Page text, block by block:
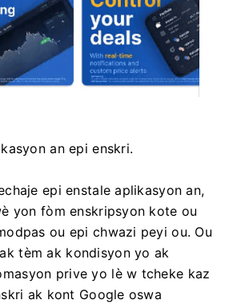
an epi enskri.
epi enstale aplikasyon an,
yon fòm enskripsyon kote ou
ou epi chwazi peyi ou. Ou
tèm ak kondisyon yo ak
prive yo lè w tcheke kaz
ak kont Google oswa